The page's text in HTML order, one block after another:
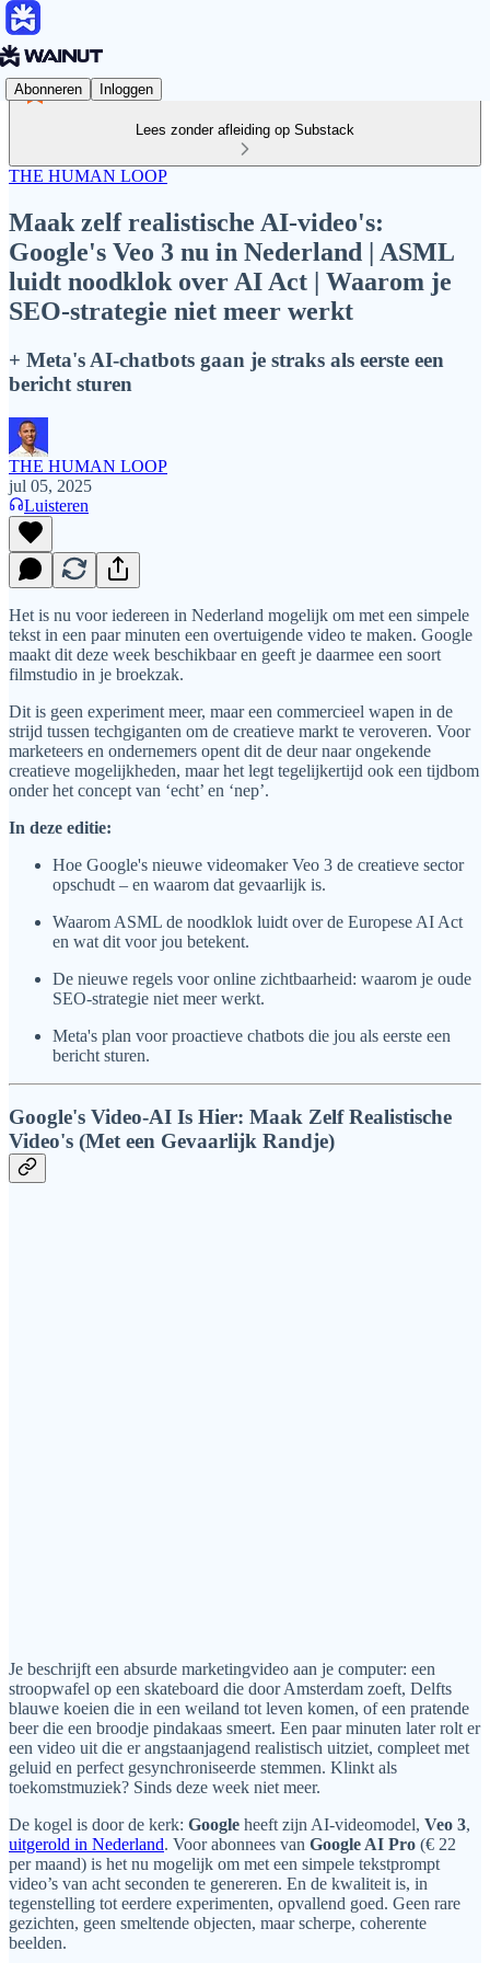
Abonneren Inloggen
Lees zonder afleiding op Substack
THE HUMAN LOOP
Maak zelf realistische AI-video's:
Google's Veo 3 nu in Nederland | ASML
luidt noodklok over AI Act | Waarom je
SEO-strategie niet meer werkt
+ Meta's AI-chatbots gaan je straks als eerste een
bericht sturen
THE HUMAN LOOP
jul 05, 2025
Luisteren
Het is nu voor iedereen in Nederland mogelijk om met een simpele
tekst in een paar minuten een overtuigende video te maken. Google
maakt dit deze week beschikbaar en geeft je daarmee een soort
filmstudio in je broekzak.
Dit is geen experiment meer, maar een commercieel wapen in de
strijd tussen techgiganten om de creatieve markt te veroveren. Voor
marketeers en ondernemers opent dit de deur naar ongekende
creatieve mogelijkheden, maar het legt tegelijkertijd ook een tijdbom
onder het concept van ‘echt’ en ‘nep’.
In deze editie:
Hoe Google's nieuwe videomaker Veo 3 de creatieve sector
opschudt – en waarom dat gevaarlijk is.
Waarom ASML de noodklok luidt over de Europese AI Act
en wat dit voor jou betekent.
De nieuwe regels voor online zichtbaarheid: waarom je oude
SEO-strategie niet meer werkt.
Meta's plan voor proactieve chatbots die jou als eerste een
bericht sturen.
Google's Video-AI Is Hier: Maak Zelf Realistische
Video's (Met een Gevaarlijk Randje)
Je beschrijft een absurde marketingvideo aan je computer: een
stroopwafel op een skateboard die door Amsterdam zoeft, Delfts
blauwe koeien die in een weiland tot leven komen, of een pratende
beer die een broodje pindakaas smeert. Een paar minuten later rolt er
een video uit die er angstaanjagend realistisch uitziet, compleet met
geluid en perfect gesynchroniseerde stemmen. Klinkt als
toekomstmuziek? Sinds deze week niet meer.
De kogel is door de kerk: Google heeft zijn AI-videomodel, Veo 3,
uitgerold in Nederland. Voor abonnees van Google AI Pro (€ 22
per maand) is het nu mogelijk om met een simpele tekstprompt
video’s van acht seconden te genereren. En de kwaliteit is, in
tegenstelling tot eerdere experimenten, opvallend goed. Geen rare
gezichten, geen smeltende objecten, maar scherpe, coherente
beelden.